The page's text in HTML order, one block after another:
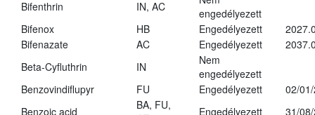
Bifenthrin
IN, AC
engedélyezett
Bifenox
HB Engedélyezett
Bifenazate
AC Engedélyezett
Beta-Cyfluthrin
IN
Nem
engedélyezett
Benzovindiflupyr
FU Engedélyezett
02/
Benzoic acid
BA, FU,
Engedélyezett
31/